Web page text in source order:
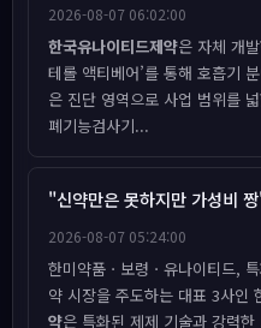
2026-08-07 06:02:00
한국유나이티드제약은 자체 개
테롤 액티베어’를 통해 호흡기
은 진단 영역으로 사업 범위를
폐기능검사기...
"신약만은 못하지만 가성비
2026-08-07 05:24:00
한미약품ㆍ보령ㆍ유나이티드,
약 시장을 주도하는 대표 3사인
약은 특화된 제제 기술과 강력